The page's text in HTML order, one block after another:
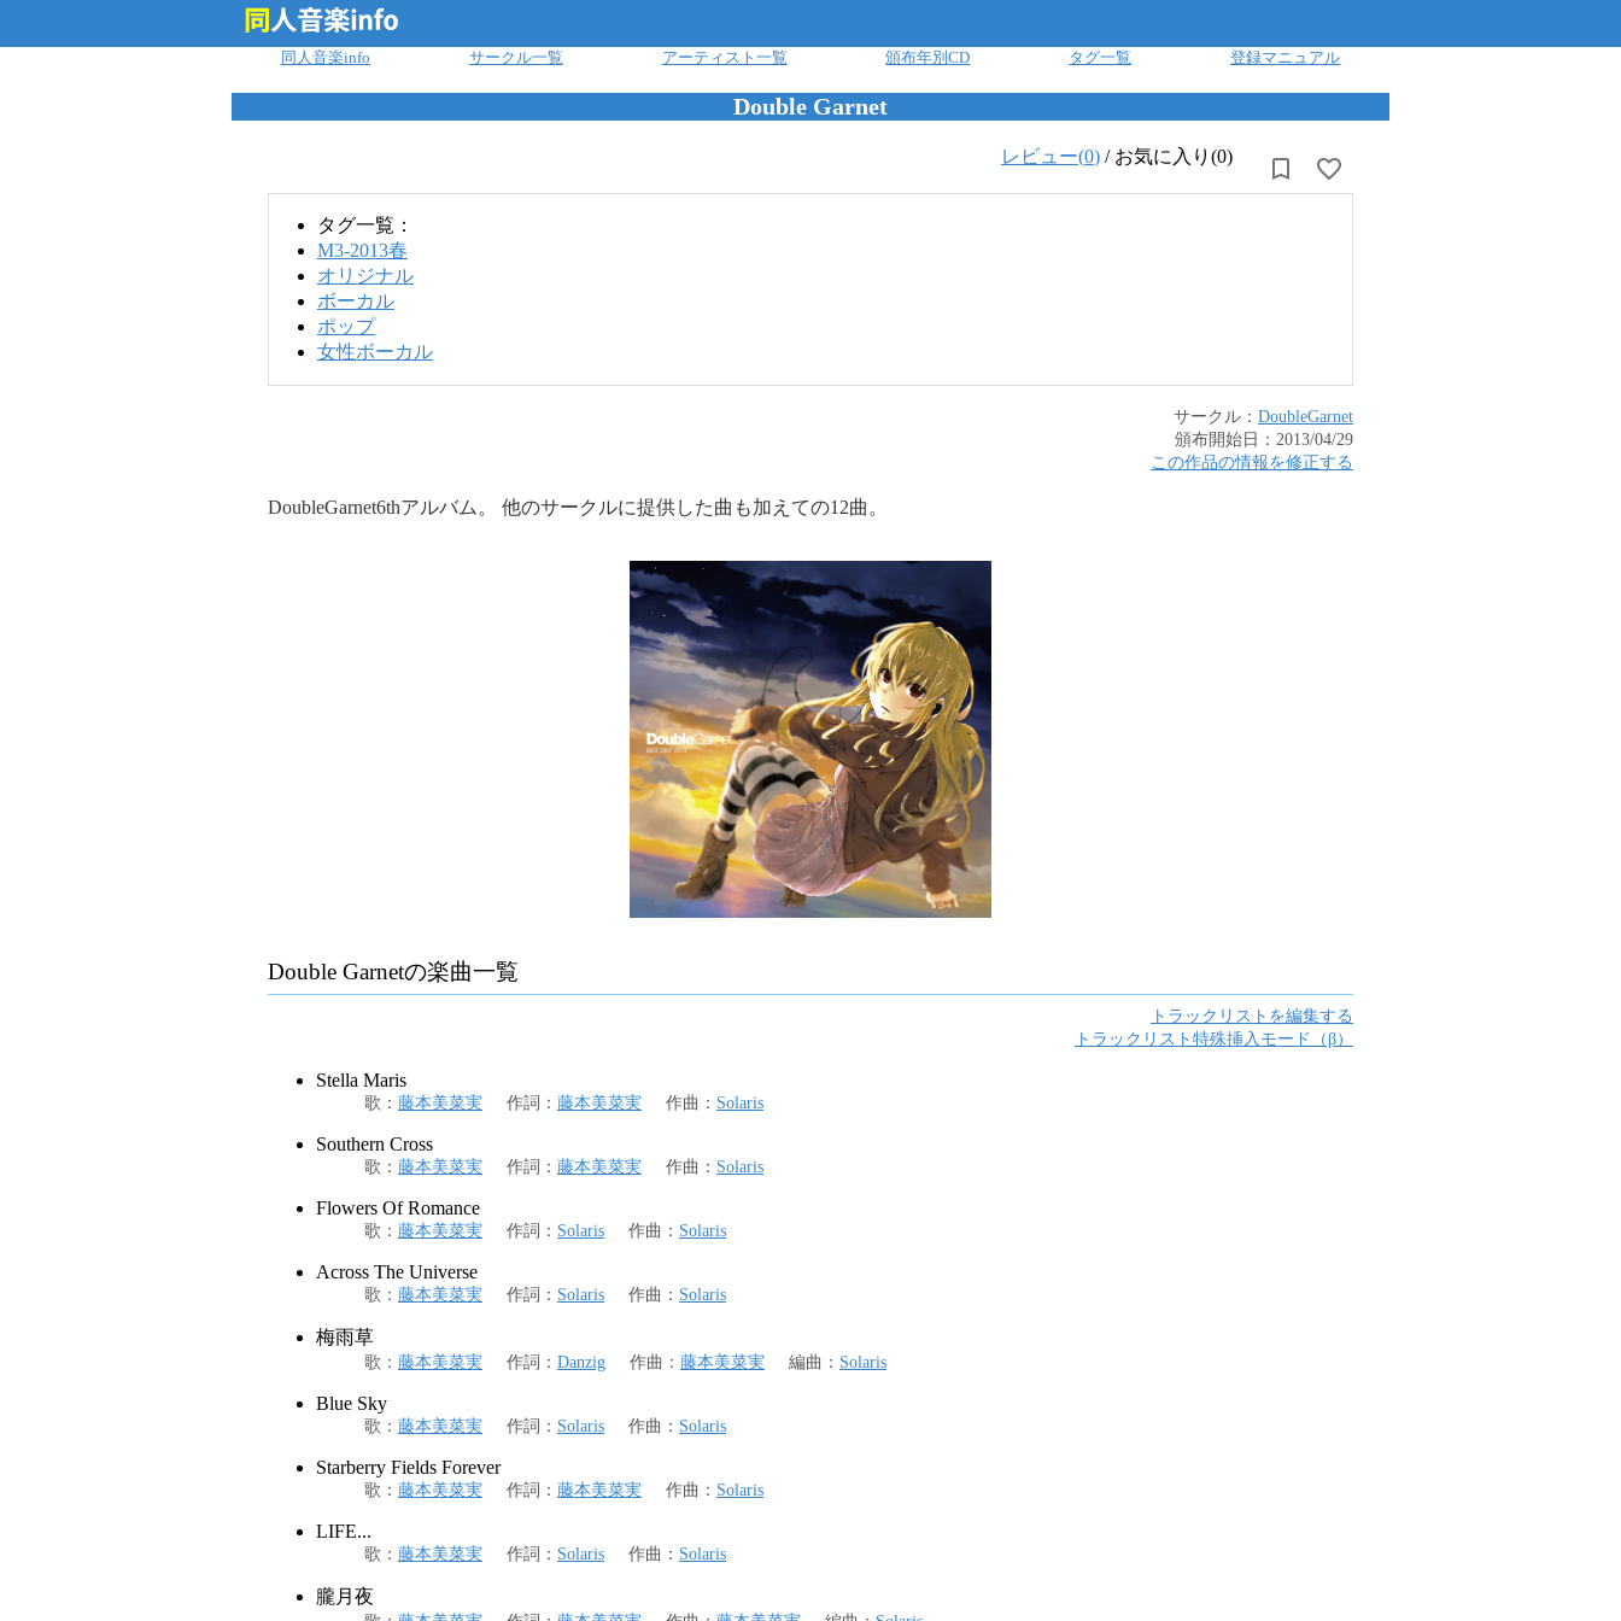
同人音楽info サークル一覧 アーティスト一覧 頒布年別CD タグ一覧 登録マニュアル
Double Garnet
レビュー(0) / お気に入り(0)
タグ一覧：
M3-2013春
オリジナル
ボーカル
ポップ
女性ボーカル
サークル： DoubleGarnet
頒布開始日： 2013/04/29
この作品の情報を修正する
DoubleGarnet6thアルバム。 他のサークルに提供した曲も加えての12曲。
Double Garnetの楽曲一覧
トラックリストを編集する
トラックリスト特殊挿入モード（β）
Stella Maris
歌 ： 藤本美菜実 作詞 ： 藤本美菜実 作曲 ： Solaris
Southern Cross
歌 ： 藤本美菜実 作詞 ： 藤本美菜実 作曲 ： Solaris
Flowers Of Romance
歌 ： 藤本美菜実 作詞 ： Solaris 作曲 ： Solaris
Across The Universe
歌 ： 藤本美菜実 作詞 ： Solaris 作曲 ： Solaris
梅雨草
歌 ： 藤本美菜実 作詞 ： Danzig 作曲 ： 藤本美菜実 編曲 ： Solaris
Blue Sky
歌 ： 藤本美菜実 作詞 ： Solaris 作曲 ： Solaris
Starberry Fields Forever
歌 ： 藤本美菜実 作詞 ： 藤本美菜実 作曲 ： Solaris
LIFE...
歌 ： 藤本美菜実 作詞 ： Solaris 作曲 ： Solaris
朧月夜